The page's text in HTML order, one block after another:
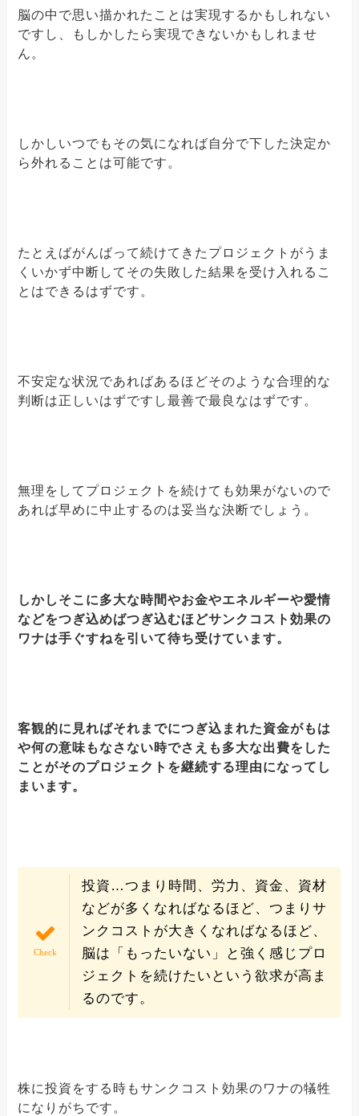
脳の中で思い描かれたことは実現するかもしれない
ですし、もしかしたら実現できないかもしれませ
ん。
しかしいつでもその気になれば自分で下した決定か
ら外れることは可能です。
たとえばがんばって続けてきたプロジェクトがうま
くいかず中断してその失敗した結果を受け入れるこ
とはできるはずです。
不安定な状況であればあるほどそのような合理的な
判断は正しいはずですし最善で最良なはずです。
無理をしてプロジェクトを続けても効果がないので
あれば早めに中止するのは妥当な決断でしょう。
しかしそこに多大な時間やお金やエネルギーや愛情
などをつぎ込めばつぎ込むほどサンクコスト効果の
ワナは手ぐすねを引いて待ち受けています。
客観的に見ればそれまでにつぎ込まれた資金がもは
や何の意味もなさない時でさえも多大な出費をした
ことがそのプロジェクトを継続する理由になってし
まいます。
投資…つまり時間、労力、資金、資材
などが多くなればなるほど、つまりサ
ンクコストが大きくなればなるほど、
脳は「もったいない」と強く感じプロ
ジェクトを続けたいという欲求が高ま
るのです。
株に投資をする時もサンクコスト効果のワナの犠牲
になりがちです。